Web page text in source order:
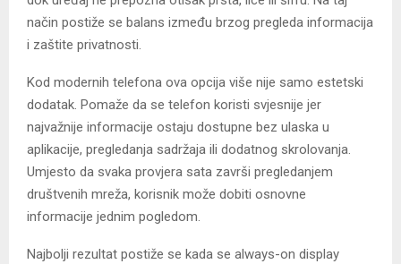
način postiže se balans između brzog pregleda informacija
i zaštite privatnosti.
Kod modernih telefona ova opcija više nije samo estetski
dodatak. Pomaže da se telefon koristi svjesnije jer
najvažnije informacije ostaju dostupne bez ulaska u
aplikacije, pregledanja sadržaja ili dodatnog skrolovanja.
Umjesto da svaka provjera sata završi pregledanjem
društvenih mreža, korisnik može dobiti osnovne
informacije jednim pogledom.
Najbolji rezultat postiže se kada se always-on display